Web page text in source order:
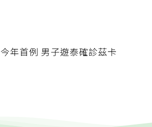
今年首例 男子遊泰確診茲卡